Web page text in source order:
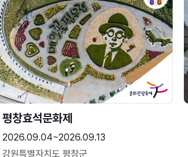
평창효석문화제
2026.09.04~2026.09.13
강원특별자치도 평창군